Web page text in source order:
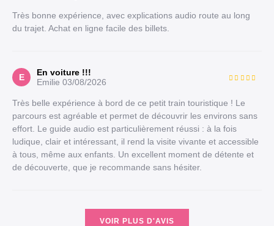
Très bonne expérience, avec explications audio route au long
du trajet. Achat en ligne facile des billets.
E
En voiture !!!
Emilie 03/08/2026
Très belle expérience à bord de ce petit train touristique ! Le
parcours est agréable et permet de découvrir les environs sans
effort. Le guide audio est particulièrement réussi : à la fois
ludique, clair et intéressant, il rend la visite vivante et accessible
à tous, même aux enfants. Un excellent moment de détente et
de découverte, que je recommande sans hésiter.
VOIR PLUS D'AVIS